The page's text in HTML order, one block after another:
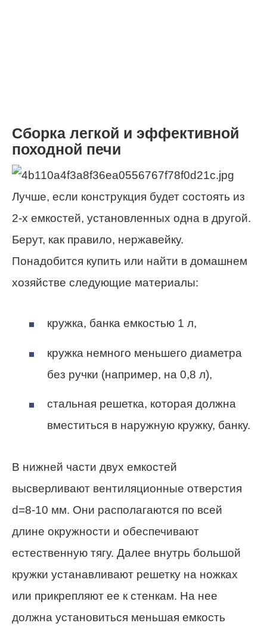
Сборка легкой и эффективной
походной печи
Лучше, если конструкция будет состоять из
2-х емкостей, установленных одна в другой.
Берут, как правило, нержавейку.
Понадобится купить или найти в домашнем
хозяйстве следующие материалы:
кружка, банка емкостью 1 л,
кружка немного меньшего диаметра
без ручки (например, на 0,8 л),
стальная решетка, которая должна
вместиться в наружную кружку, банку.
В нижней части двух емкостей
высверливают вентиляционные отверстия
d=8-10 мм. Они располагаются по всей
длине окружности и обеспечивают
естественную тягу. Далее внутрь большой
кружки устанавливают решетку на ножках
или прикрепляют ее к стенкам. На нее
должна установиться меньшая емкость